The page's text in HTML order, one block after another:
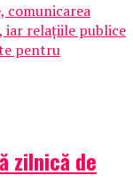
comunicarea
iar relațiile publice
pentru
zilnică de